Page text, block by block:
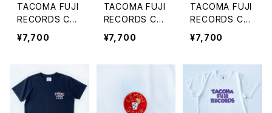
TACOMA FUJI
RECORDS CA
P '25 AW「TAC
OMA FUJI REC
¥7,700
TACOMA FUJI
RECORDS CA
P '25 AW「DO
G IS MY SALVA
¥7,700
TACOMA FUJI
RECORDS CA
P '25 AW「ZEN
HIKER」
¥7,700